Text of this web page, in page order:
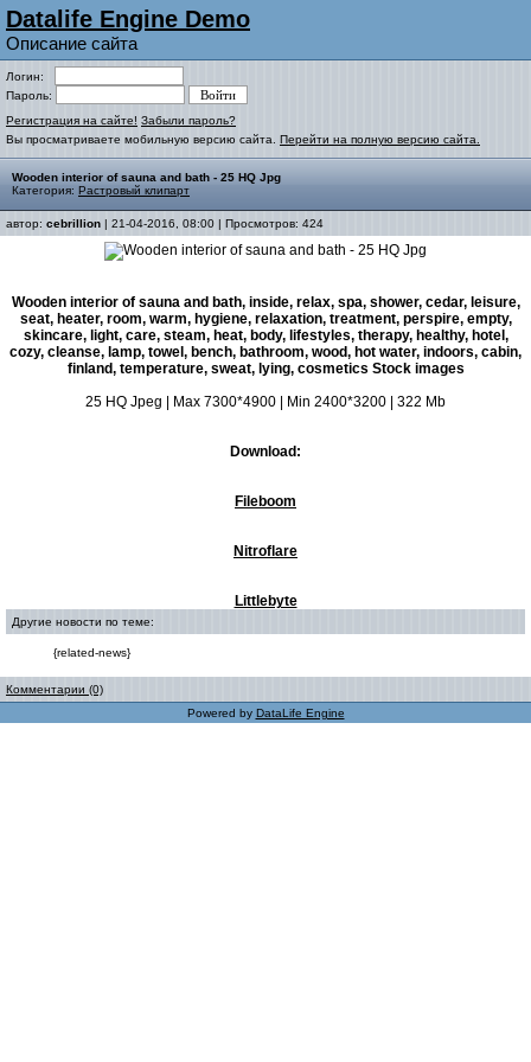
Datalife Engine Demo
Описание сайта
Логин:
Пароль:
Регистрация на сайте! Забыли пароль?
Вы просматриваете мобильную версию сайта. Перейти на полную версию сайта.
Wooden interior of sauna and bath - 25 HQ Jpg
Категория: Растровый клипарт
автор: cebrillion | 21-04-2016, 08:00 | Просмотров: 424
Wooden interior of sauna and bath, inside, relax, spa, shower, cedar, leisure,
seat, heater, room, warm, hygiene, relaxation, treatment, perspire, empty,
skincare, light, care, steam, heat, body, lifestyles, therapy, healthy, hotel,
cozy, cleanse, lamp, towel, bench, bathroom, wood, hot water, indoors, cabin,
finland, temperature, sweat, lying, cosmetics Stock images
25 HQ Jpeg | Max 7300*4900 | Min 2400*3200 | 322 Mb
Download:
Fileboom
Nitroflare
Littlebyte
Другие новости по теме:
{related-news}
Комментарии (0)
Powered by DataLife Engine